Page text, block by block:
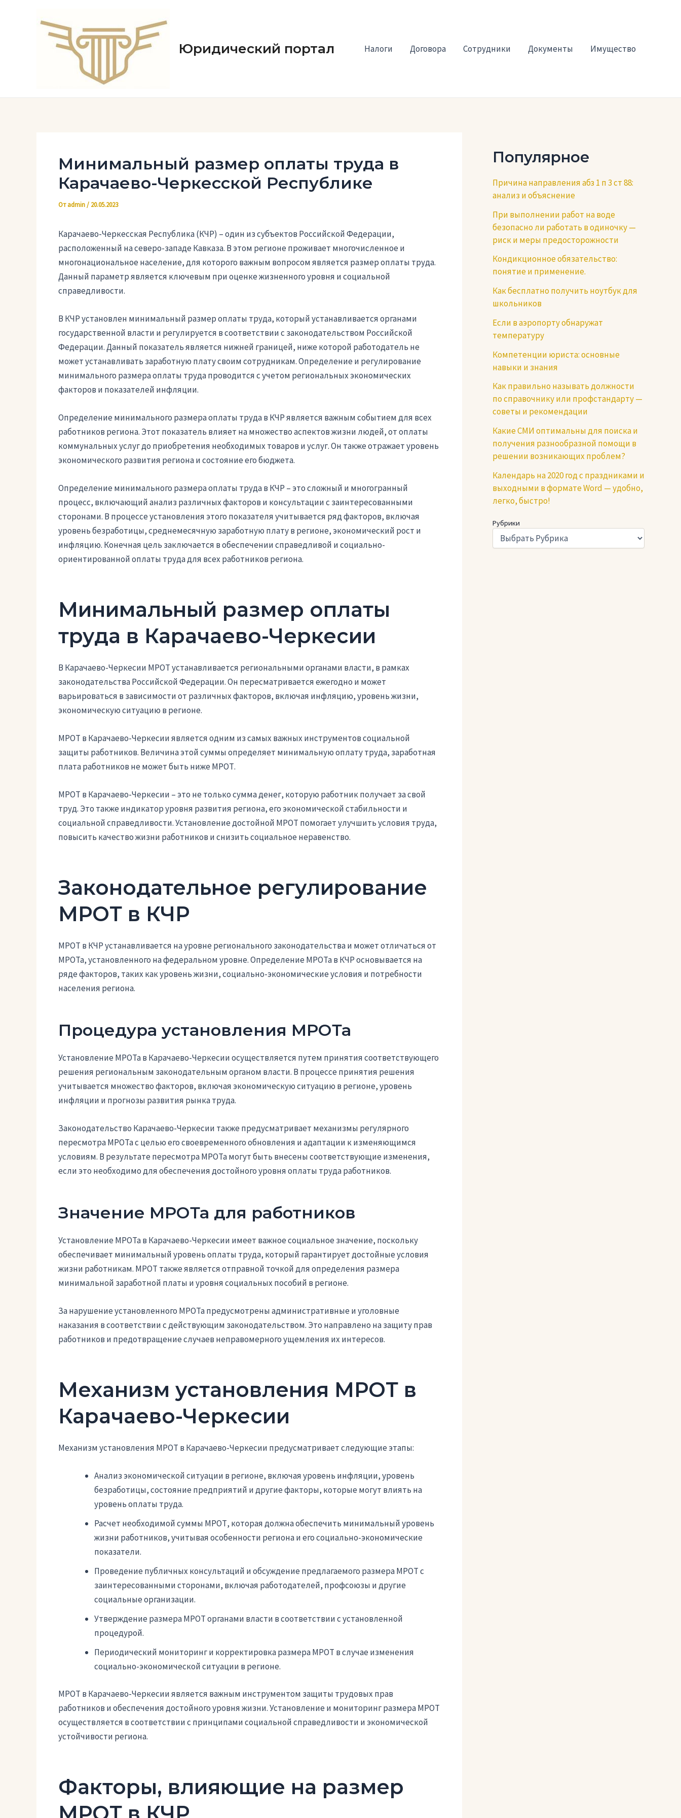
содержимому
Юридический портал Налоги Договора Сотрудники Документы Имущество
Минимальный размер оплаты труда в
Карачаево-Черкесской Республике
Отadmin/ 20.05.2023
Карачаево-Черкесская Республика (КЧР) – один из субъектов Российской Федерации,
расположенный на северо-западе Кавказа. В этом регионе проживает многочисленное и
многонациональное население, для которого важным вопросом является размер оплаты труда.
Данный параметр является ключевым при оценке жизненного уровня и социальной
справедливости.
В КЧР установлен минимальный размер оплаты труда, который устанавливается органами
государственной власти и регулируется в соответствии с законодательством Российской
Федерации. Данный показатель является нижней границей, ниже которой работодатель не
может устанавливать заработную плату своим сотрудникам. Определение и регулирование
минимального размера оплаты труда проводится с учетом региональных экономических
факторов и показателей инфляции.
Определение минимального размера оплаты труда в КЧР является важным событием для всех
работников региона. Этот показатель влияет на множество аспектов жизни людей, от оплаты
коммунальных услуг до приобретения необходимых товаров и услуг. Он также отражает уровень
экономического развития региона и состояние его бюджета.
Определение минимального размера оплаты труда в КЧР – это сложный и многогранный
процесс, включающий анализ различных факторов и консультации с заинтересованными
сторонами. В процессе установления этого показателя учитывается ряд факторов, включая
уровень безработицы, среднемесячную заработную плату в регионе, экономический рост и
инфляцию. Конечная цель заключается в обеспечении справедливой и социально-
ориентированной оплаты труда для всех работников региона.
Минимальный размер оплаты
труда в Карачаево-Черкесии
В Карачаево-Черкесии МРОТ устанавливается региональными органами власти, в рамках
законодательства Российской Федерации. Он пересматривается ежегодно и может
варьироваться в зависимости от различных факторов, включая инфляцию, уровень жизни,
экономическую ситуацию в регионе.
МРОТ в Карачаево-Черкесии является одним из самых важных инструментов социальной
защиты работников. Величина этой суммы определяет минимальную оплату труда, заработная
плата работников не может быть ниже МРОТ.
МРОТ в Карачаево-Черкесии – это не только сумма денег, которую работник получает за свой
труд. Это также индикатор уровня развития региона, его экономической стабильности и
социальной справедливости. Установление достойной МРОТ помогает улучшить условия труда,
повысить качество жизни работников и снизить социальное неравенство.
Законодательное регулирование
МРОТ в КЧР
МРОТ в КЧР устанавливается на уровне регионального законодательства и может отличаться от
МРОТа, установленного на федеральном уровне. Определение МРОТа в КЧР основывается на
ряде факторов, таких как уровень жизни, социально-экономические условия и потребности
населения региона.
Процедура установления МРОТа
Установление МРОТа в Карачаево-Черкесии осуществляется путем принятия соответствующего
решения региональным законодательным органом власти. В процессе принятия решения
учитывается множество факторов, включая экономическую ситуацию в регионе, уровень
инфляции и прогнозы развития рынка труда.
Законодательство Карачаево-Черкесии также предусматривает механизмы регулярного
пересмотра МРОТа с целью его своевременного обновления и адаптации к изменяющимся
условиям. В результате пересмотра МРОТа могут быть внесены соответствующие изменения,
если это необходимо для обеспечения достойного уровня оплаты труда работников.
Значение МРОТа для работников
Установление МРОТа в Карачаево-Черкесии имеет важное социальное значение, поскольку
обеспечивает минимальный уровень оплаты труда, который гарантирует достойные условия
жизни работникам. МРОТ также является отправной точкой для определения размера
минимальной заработной платы и уровня социальных пособий в регионе.
За нарушение установленного МРОТа предусмотрены административные и уголовные
наказания в соответствии с действующим законодательством. Это направлено на защиту прав
работников и предотвращение случаев неправомерного ущемления их интересов.
Механизм установления МРОТ в
Карачаево-Черкесии
Механизм установления МРОТ в Карачаево-Черкесии предусматривает следующие этапы:
Анализ экономической ситуации в регионе, включая уровень инфляции, уровень
безработицы, состояние предприятий и другие факторы, которые могут влиять на
уровень оплаты труда.
Расчет необходимой суммы МРОТ, которая должна обеспечить минимальный уровень
жизни работников, учитывая особенности региона и его социально-экономические
показатели.
Проведение публичных консультаций и обсуждение предлагаемого размера МРОТ с
заинтересованными сторонами, включая работодателей, профсоюзы и другие
социальные организации.
Утверждение размера МРОТ органами власти в соответствии с установленной
процедурой.
Периодический мониторинг и корректировка размера МРОТ в случае изменения
социально-экономической ситуации в регионе.
МРОТ в Карачаево-Черкесии является важным инструментом защиты трудовых прав
работников и обеспечения достойного уровня жизни. Установление и мониторинг размера МРОТ
осуществляется в соответствии с принципами социальной справедливости и экономической
устойчивости региона.
Факторы, влияющие на размер
МРОТ в КЧР
Популярное
Причина направления абз 1 п 3 ст 88:
анализ и объяснение
При выполнении работ на воде
безопасно ли работать в одиночку —
риск и меры предосторожности
Кондикционное обязательство:
понятие и применение.
Как бесплатно получить ноутбук для
школьников
Если в аэропорту обнаружат
температуру
Компетенции юриста: основные
навыки и знания
Как правильно называть должности
по справочнику или профстандарту —
советы и рекомендации
Какие СМИ оптимальны для поиска и
получения разнообразной помощи в
решении возникающих проблем?
Календарь на 2020 год с праздниками и
выходными в формате Word — удобно,
легко, быстро!
Рубрики